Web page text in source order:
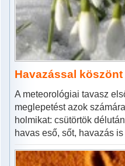
Havazással
A meteorológiai tavasz
meglepetést azok
holmikat: csütörtök
havas eső, sőt, havazás is